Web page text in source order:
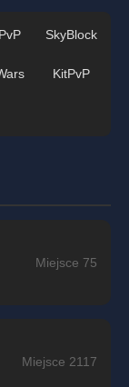
SkyBlock
KitPvP
Miejsce 75
Miejsce 2117